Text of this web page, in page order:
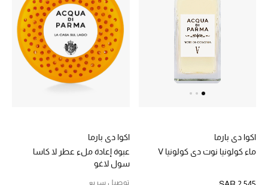
اكوا دي بارما
ماء كولونيا نوت دي كولونيا V
اكوا دي بارما
عبوة إعادة ملء عطر لا كاسا
سول لاغو
توصيل سريع